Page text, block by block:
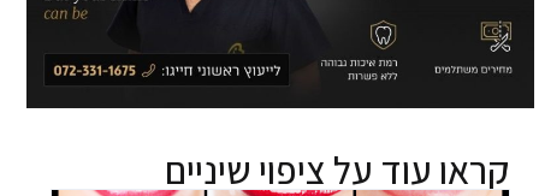
קראו עוד על ציפוי שיניים